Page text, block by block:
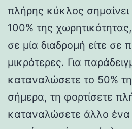
πλήρης κύκλος
100% της χωρητικότητας,
σε μία διαδρομή είτε σε
μικρότερες. Για
καταναλώσετε το 50%
σήμερα, τη φορτίσετε
καταναλώσετε άλλο ένα